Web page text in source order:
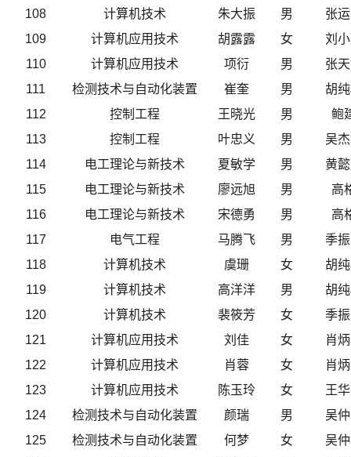
108
计算机技术 朱大振 男
张
109
计算机应用技术 胡露露 女
刘
110
计算机应用技术 项衍 男
张
111
检测技术与自动化装置 崔奎 男
胡
112
控制工程 王晓光 男
鲍
113
控制工程 叶忠义 男
吴
114
电工理论与新技术 夏敏学 男
黄
115
电工理论与新技术 廖远旭 男
高
116
电工理论与新技术 宋德勇 男
高
117
电气工程 马腾飞 男
季
118
计算机技术 虞珊 女
胡
119
计算机技术 高洋洋 男
胡
120
计算机技术 裴筱芳 女
季
121
计算机应用技术 刘佳 女
肖
122
计算机应用技术 肖蓉 女
肖
123
计算机应用技术 陈玉玲 女
王
124
检测技术与自动化装置 颜瑞 男
吴
125
检测技术与自动化装置 何梦 女
吴